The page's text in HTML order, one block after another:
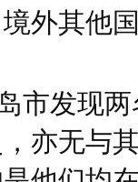
外其他
市发现
亦无与